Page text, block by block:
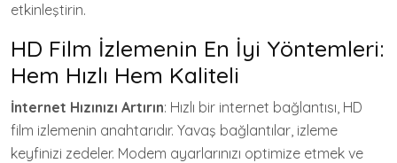
etkinleştirin.
HD Film İzlemenin En İyi Yöntemleri:
Hem Hızlı Hem Kaliteli
İnternet Hızınızı Artırın: Hızlı bir internet bağlantısı, HD
film izlemenin anahtarıdır. Yavaş bağlantılar, izleme
keyfinizi zedeler. Modem ayarlarınızı optimize etmek ve